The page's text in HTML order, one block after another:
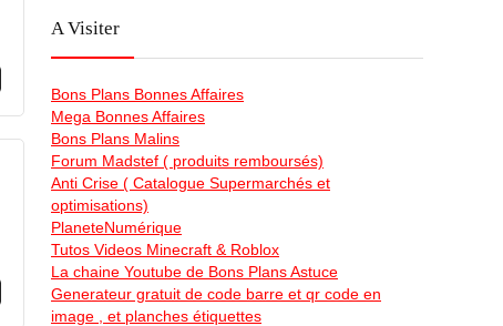
A Visiter
Bons Plans Bonnes Affaires
Mega Bonnes Affaires
Bons Plans Malins
Forum Madstef ( produits remboursés)
Anti Crise ( Catalogue Supermarchés et
optimisations)
PlaneteNumérique
Tutos Videos Minecraft & Roblox
La chaine Youtube de Bons Plans Astuce
Generateur gratuit de code barre et qr code en
image , et planches étiquettes